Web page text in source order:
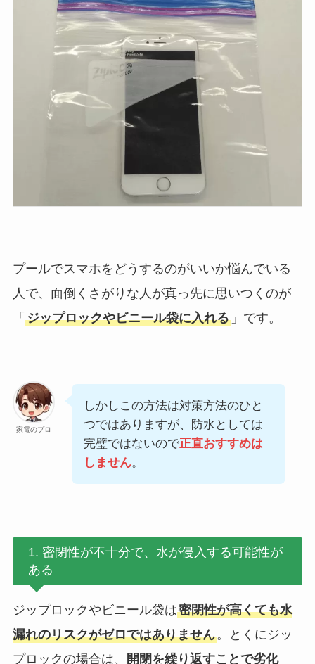
プールでスマホをどうするのがいいか悩んでいる
人で、面倒くさがりな人が真っ先に思いつくのが
「 ジップロックやビニール袋に入れる」です。
家電のプロ
しかしこの方法は対策方法のひと
つではありますが、防水としては
完璧ではないので正直おすすめは
しません。
1. 密閉性が不十分で、水が侵入する可能性が
ある
ジップロックやビニール袋は密閉性が高くても水
漏れのリスクがゼロではありません。とくにジッ
プロックの場合は、
開閉を繰り返すことで劣化